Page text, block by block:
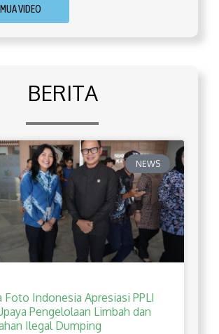
VIDEO
BERITA
NEWS
Foto Indonesia Apresiasi PPLI
Pengelolaan Limbah dan
Ilegal Dumping